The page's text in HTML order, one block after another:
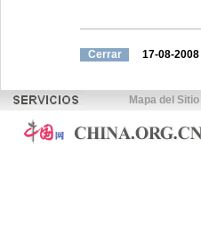
Cerrar 17-08-2008